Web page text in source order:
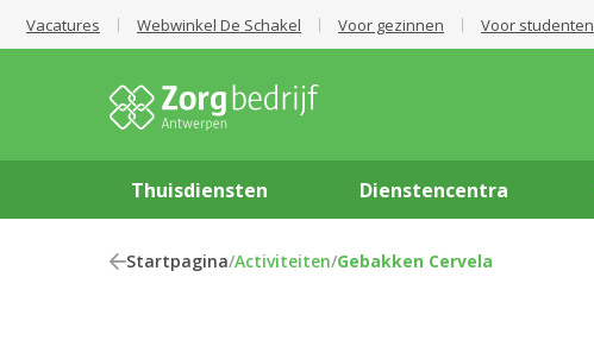
Vacatures Webwinkel De Schakel Voor gezinnen Voor studenten
Thuisdiensten Dienstencentra
Startpagina/Activiteiten/Gebakken Cervela